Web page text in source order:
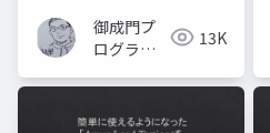
御成門プ
ログラマ
(Tomotaka
Suzuki)
13K